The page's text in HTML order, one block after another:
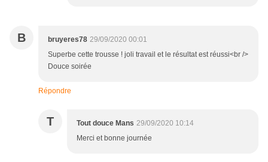
B bruyeres78 29/09/2020 00:01
Superbe cette trousse ! joli travail et le résultat est réussi<br />
Douce soirée
Répondre
T Tout douce Mans 29/09/2020 10:14
Merci et bonne journée